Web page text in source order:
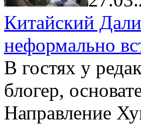
Китайский
неформально
В гостях у
блогер,
Направление